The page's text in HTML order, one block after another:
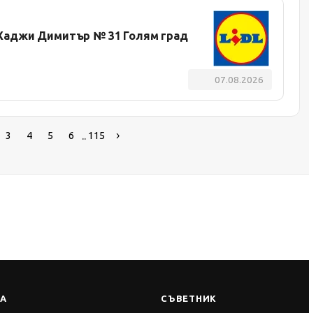
Димитър № 31 Голям град
07.08.2026
3 4 5 6 .. 115
Автобиографията
Интервю за работа